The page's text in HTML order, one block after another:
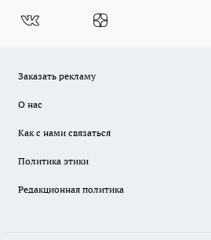
Заказать рекламу
О нас
Как с нами связаться
Политика этики
Редакционная политика